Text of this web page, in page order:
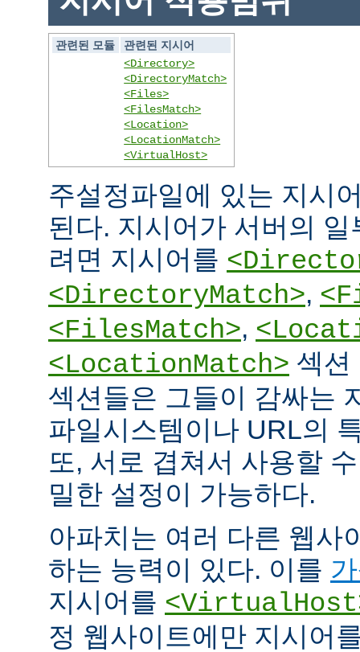
관련된 모듈
관련된 지시어
<Directory>
<DirectoryMatch>
<Files>
<FilesMatch>
<Location>
<LocationMatch>
<VirtualHost>
주설정파일에 있는 지시
된다. 지시어가 서버의
려면 지시어를
<DirectoryMatch>,
<FilesMatch>,
<LocationMatch> 섹션
섹션들은 그들이 감싸는
파일시스템이나 URL의
또, 서로 겹쳐서 사용할
밀한 설정이 가능하다.
아파치는 여러 다른 웹사
하는 능력이 있다. 이를
지시어를
정 웹사이트에만 지시어